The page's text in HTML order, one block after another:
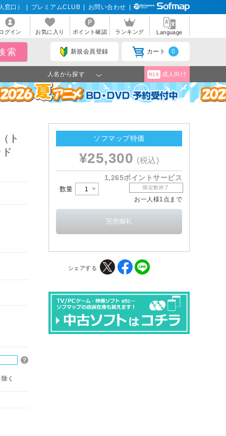
窓口） プレミアムCLUB お問い合わせ
ログイン お気に入り ポイント確認 ランキング Language
新規会員登録 カート 0
人名から探す R18 成人向け
ト
く
ソフマップ特価
¥25,300 (税込)
1,265ポイントサービス
数量 限定数終了
お一人様1点まで
シェアする